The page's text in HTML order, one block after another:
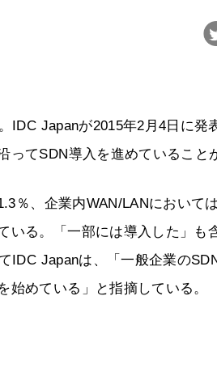
Japanが2015年2月4日に発
てSDN導入を進めていること
％、企業内WAN/LANにおいて
いる。「一部には導入した」も
IDC Japanは、「一般企業の
めている」と指摘している。